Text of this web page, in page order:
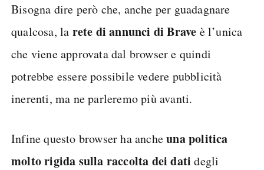
Bisogna dire però che, anche per guadagnare
qualcosa, la rete di annunci di Brave è l’unica
che viene approvata dal browser e quindi
potrebbe essere possibile vedere pubblicità
inerenti, ma ne parleremo più avanti.
Infine questo browser ha ancheuna politica
molto rigida sulla raccolta dei dati degli